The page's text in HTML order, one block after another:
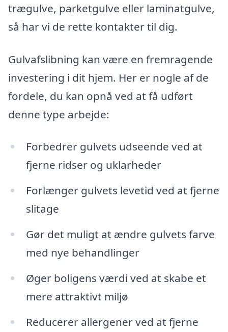
trægulve, parketgulve eller laminatgulve,
så har vi de rette kontakter til dig.
Gulvafslibning kan være en fremragende
investering i dit hjem. Her er nogle af de
fordele, du kan opnå ved at få udført
denne type arbejde:
Forbedrer gulvets udseende ved at
fjerne ridser og uklarheder
Forlænger gulvets levetid ved at fjerne
slitage
Gør det muligt at ændre gulvets farve
med nye behandlinger
Øger boligens værdi ved at skabe et
mere attraktivt miljø
Reducerer allergener ved at fjerne